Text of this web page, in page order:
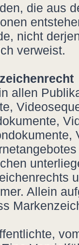
die aus
nicht
verweist.
allen
Allein